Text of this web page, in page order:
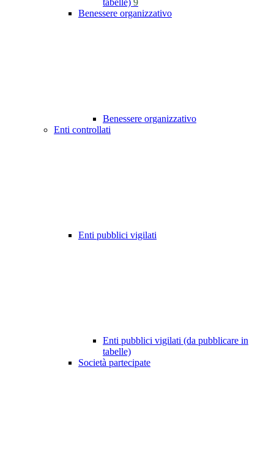
tabelle) 9
Benessere organizzativo
Benessere organizzativo
Enti controllati
Enti pubblici vigilati
Enti pubblici vigilati (da pubblicare in
tabelle)
Società partecipate